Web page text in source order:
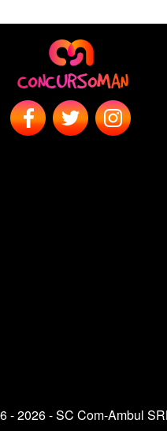
- 2026 - SC Com-Ambul